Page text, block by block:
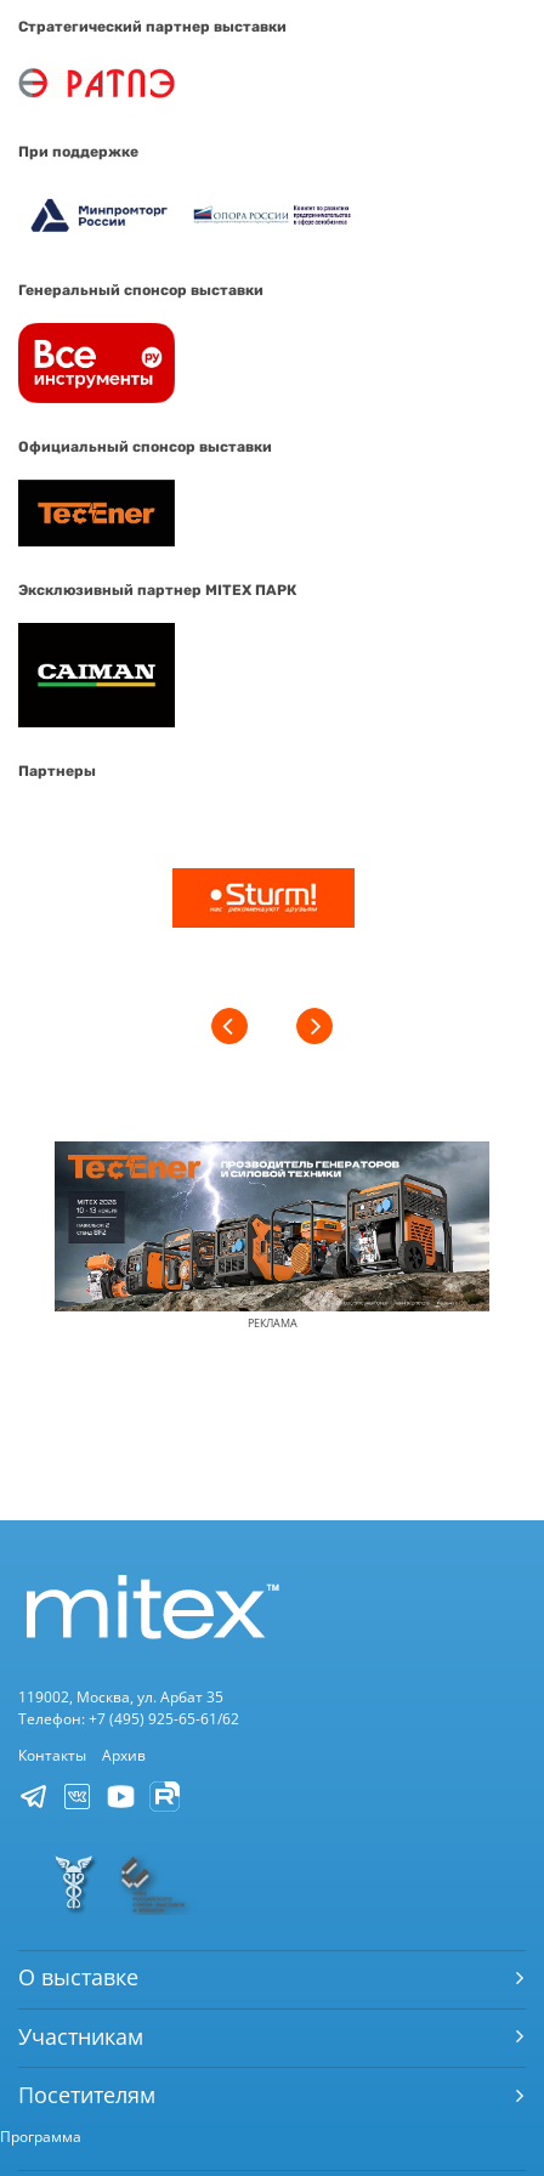
Стратегический партнер выставки
При поддержке
Генеральный спонсор выставки
Официальный спонсор выставки
Эксклюзивный партнер MITEX ПАРК
Партнеры
РЕКЛАМА
119002, Москва, ул. Арбат 35
Телефон: +7 (495) 925-65-61/62
Контакты
Архив
О выставке
Участникам
Посетителям
Программа